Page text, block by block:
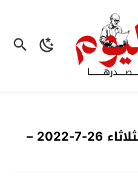
أخبار البورصة اليوم الثلاثاء 26-7-2022 –